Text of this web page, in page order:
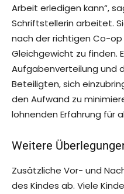
Arbeit erledigen kann“,
Schriftstellerin arbeitet.
nach der richtigen Co-op
Gleichgewicht zu finden.
Aufgabenverteilung und
Beteiligten, sich
den Aufwand zu
lohnenden Erfahrung für
Weitere
Zusätzliche Vor- und
des Kindes ab. Viele